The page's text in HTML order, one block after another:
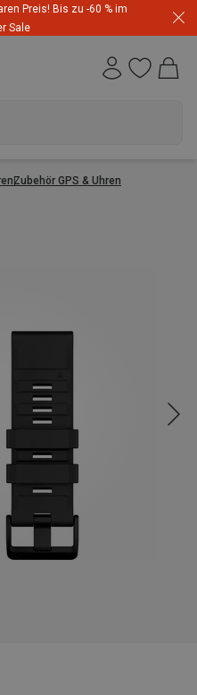
Preis! Bis zu -60 % im
Sale
Zubehör GPS & Uhren